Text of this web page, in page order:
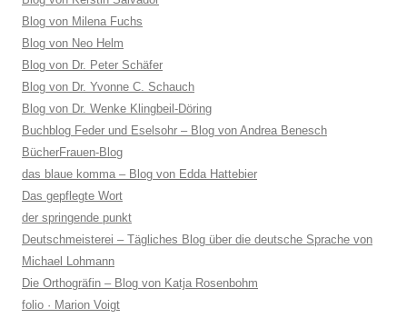
Blog von Milena Fuchs
Blog von Neo Helm
Blog von Dr. Peter Schäfer
Blog von Dr. Yvonne C. Schauch
Blog von Dr. Wenke Klingbeil-Döring
Buchblog Feder und Eselsohr – Blog von Andrea Benesch
BücherFrauen-Blog
das blaue komma – Blog von Edda Hattebier
Das gepflegte Wort
der springende punkt
Deutschmeisterei – Tägliches Blog über die deutsche Sprache von
Michael Lohmann
Die Orthogräfin – Blog von Katja Rosenbohm
folio · Marion Voigt